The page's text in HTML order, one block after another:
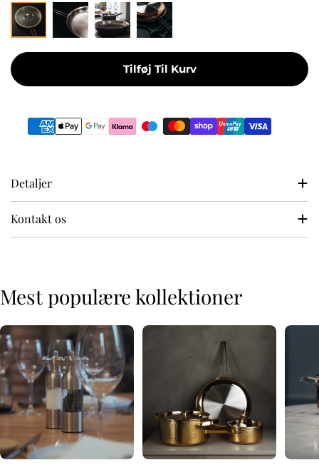
Tilføj Til Kurv
Betalingsmetoder
Detaljer
Kontakt os
Mest populære kollektioner